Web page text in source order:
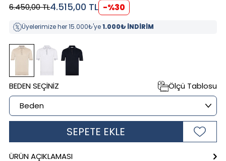
6.450,00TL4.515,00 TL -%30
Üyelerimize her 15.000₺'ye1.000₺ İNDİRİM
BEDEN SEÇINIZ Ölçü Tablosu
SEPETE EKLE
ÜRÜN AÇIKLAMASI